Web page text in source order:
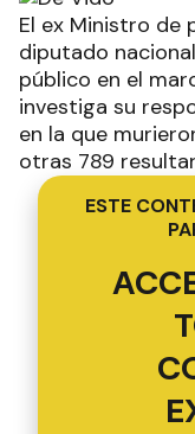
El ex Ministro de
diputado
público en el
investiga su
en la que
otras 789
ESTE